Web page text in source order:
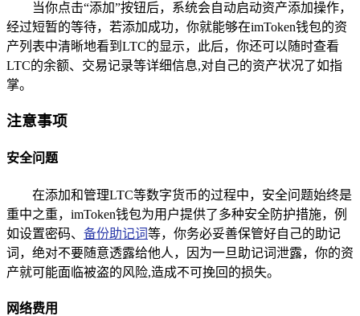
当你点击“添加”按钮后，系统会自动启动资产添加操作，
经过短暂的等待，若添加成功，你就能够在imToken钱包的资
产列表中清晰地看到LTC的显示，此后，你还可以随时查看
LTC的余额、交易记录等详细信息,对自己的资产状况了如指
掌。
注意事项
安全问题
在添加和管理LTC等数字货币的过程中，安全问题始终是
重中之重，imToken钱包为用户提供了多种安全防护措施，例
如设置密码、 备份助记词等，你务必妥善保管好自己的助记
词，绝对不要随意透露给他人，因为一旦助记词泄露，你的资
产就可能面临被盗的风险,造成不可挽回的损失。
网络费用